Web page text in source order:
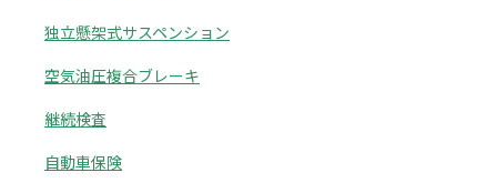
独立懸架式サスペンション
空気油圧複合ブレーキ
継続検査
自動車保険